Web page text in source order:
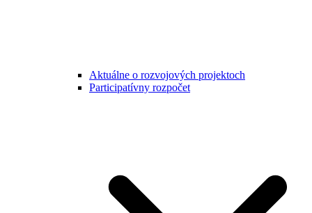
Aktuálne o rozvojových projektoch
Participatívny rozpočet